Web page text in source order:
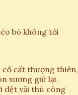
bò không tới
cổ cất thượng thiên,
xương giữ lại.
dệt vải thủ công